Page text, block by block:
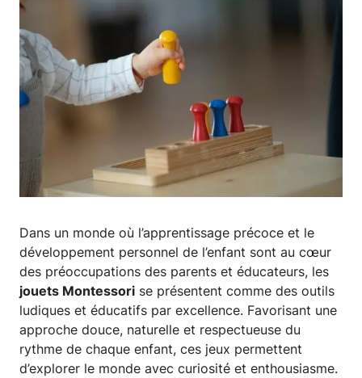
Dans un monde où l’apprentissage précoce et le
développement personnel de l’enfant sont au cœur
des préoccupations des parents et éducateurs, les
jouets Montessori se présentent comme des outils
ludiques et éducatifs par excellence. Favorisant une
approche douce, naturelle et respectueuse du
rythme de chaque enfant, ces jeux permettent
d’explorer le monde avec curiosité et enthousiasme.